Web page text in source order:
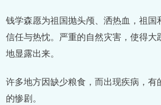
钱学森愿为祖国抛头颅、洒热血，祖国
信任与热忱。严重的自然灾害，使得
地显露出来。
许多地方因缺少粮食，而出现疾病，有
的惨剧。